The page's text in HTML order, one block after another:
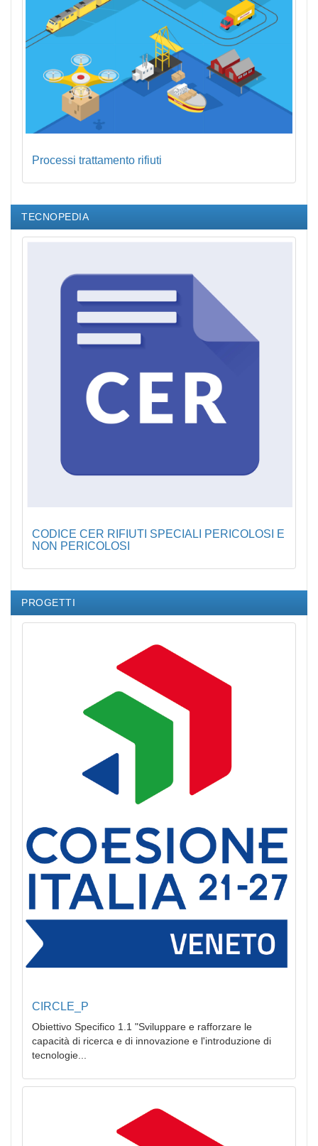
Processi trattamento rifiuti
TECNOPEDIA
CODICE CER RIFIUTI SPECIALI PERICOLOSI E
NON PERICOLOSI
PROGETTI
CIRCLE_P
Obiettivo Specifico 1.1 "Sviluppare e rafforzare le
capacità di ricerca e di innovazione e l'introduzione di
tecnologie...